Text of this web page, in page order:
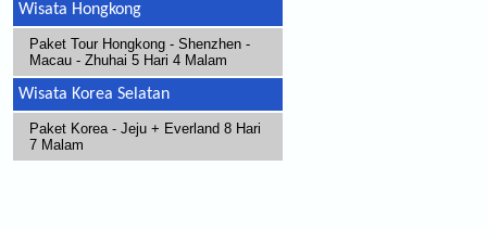
Wisata Hongkong
Paket Tour Hongkong - Shenzhen -
Macau - Zhuhai 5 Hari 4 Malam
Wisata Korea Selatan
Paket Korea - Jeju + Everland 8 Hari
7 Malam